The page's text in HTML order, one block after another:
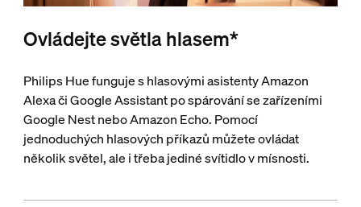
Ovládejte světla hlasem*
Philips Hue funguje s hlasovými asistenty Amazon
Alexa či Google Assistant po spárování se zařízeními
Google Nest nebo Amazon Echo. Pomocí
jednoduchých hlasových příkazů můžete ovládat
několik světel, ale i třeba jediné svítidlo v mísnosti.